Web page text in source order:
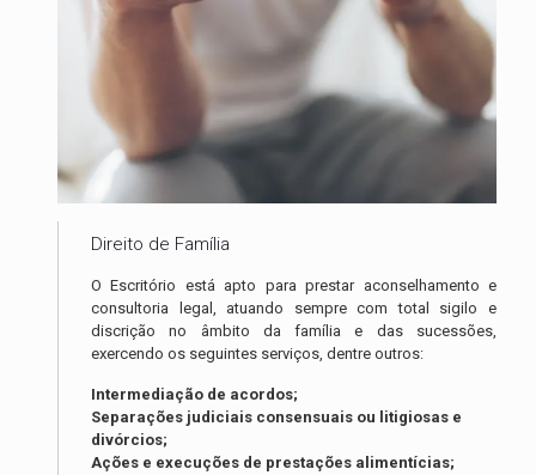
Direito de Família
O Escritório está apto para prestar aconselhamento e
consultoria legal, atuando sempre com total sigilo e
discrição no âmbito da família e das sucessões,
exercendo os seguintes serviços, dentre outros:
Intermediação de acordos;
Separações judiciais consensuais ou litigiosas e
divórcios;
Ações e execuções de prestações alimentícias;